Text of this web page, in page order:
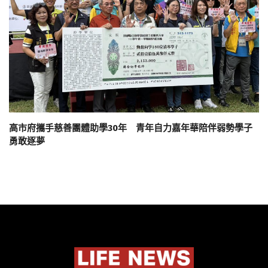
高市府攜手慈善團體助學30年 青年自力嘉年華陪伴弱勢學子
勇敢逐夢